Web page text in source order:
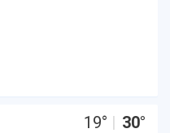
19° | 30°